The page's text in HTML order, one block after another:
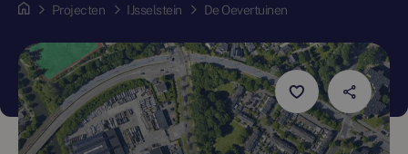
Projecten IJsselstein De Oevertuinen